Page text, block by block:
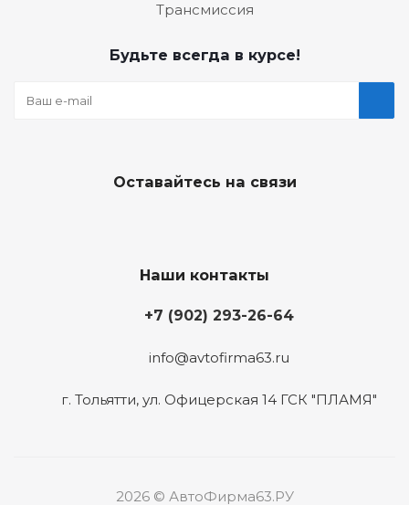
Трансмиссия
Будьте всегда в курсе!
Оставайтесь на связи
Наши контакты
+7 (902) 293-26-64
info@avtofirma63.ru
г. Тольятти, ул. Офицерская 14 ГСК "ПЛАМЯ"
2026 © АвтоФирма63.РУ